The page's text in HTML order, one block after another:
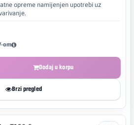
opreme namijenjen upotrebi uz
om
Dodaj u korpu
Brzi pregled